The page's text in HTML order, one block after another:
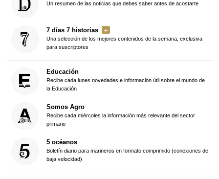
Un resumen de las noticias que debes saber antes de acostarte
7 días 7 historias
Una selección de los mejores contenidos de la semana, exclusiva
para suscriptores
Educación
Recibe cada lunes novedades e información útil sobre el mundo de
la Educación
Somos Agro
Recibe cada miércoles la información más relevante del sector
primario
5 océanos
Boletín diario para marineros en formato comprimido (conexiones de
baja velocidad)